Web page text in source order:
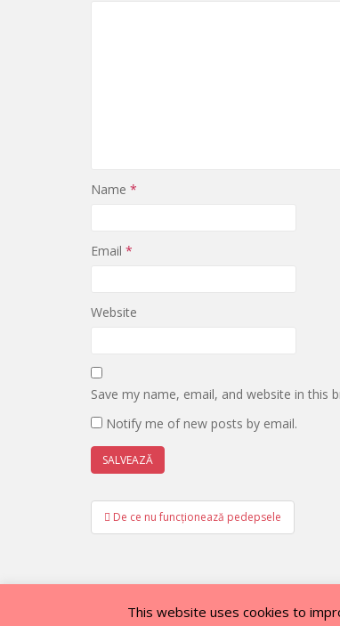
Name *
Email *
Website
Save my name, email, and website in
Notify me of new posts by email.
Post
navigation
De ce nu funcționează pedepsele
ACASĂ DESPRE MINE
This website uses cookies to